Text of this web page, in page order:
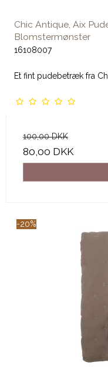
Chic Antique, Aix
Blomstermønster
16108007
Et fint pudebetræk fra
100,00 DKK
80,00 DKK
-20%